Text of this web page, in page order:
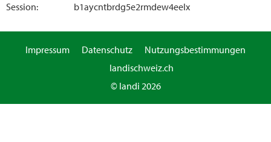
Session:
b1aycntbrdg5e2rmdew4eelx
Impressum Datenschutz
Nutzungsbestimmungen
landischweiz.ch
© landi 2026